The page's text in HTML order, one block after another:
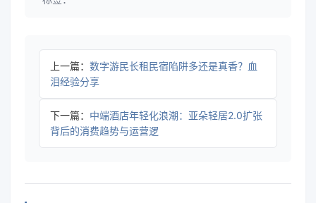
上一篇： 数字游民长租民宿陷阱多还是真香？血
泪经验分享
下一篇： 中端酒店年轻化浪潮：亚朵轻居2.0扩张
背后的消费趋势与运营逻